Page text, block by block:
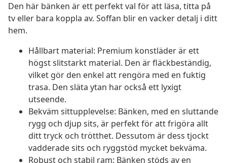
Den här bänken är ett perfekt val för att läsa, titta på
tv eller bara koppla av. Soffan blir en vacker detalj i ditt
hem.
Hållbart material: Premium konstläder är ett
högst slitstarkt material. Den är fläckbeständig,
vilket gör den enkel att rengöra med en fuktig
trasa. Den släta ytan har också ett lyxigt
utseende.
Bekväm sittupplevelse: Bänken, med en sluttande
rygg och djup sits, är perfekt för att frigöra allt
ditt tryck och trötthet. Dessutom är dess tjockt
vadderade sits och ryggstöd mycket bekväma.
Robust och stabil ram: Bänken stöds av en